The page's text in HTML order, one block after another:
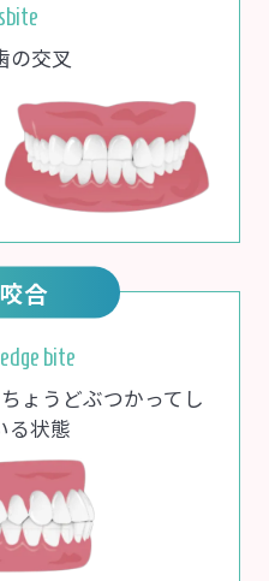
の交叉
合
bite
ょうどぶつかってし
る状態